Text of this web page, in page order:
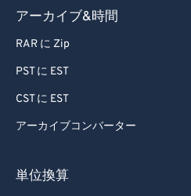
アーカイブ&時間
RAR に Zip
PST に EST
CST に EST
アーカイブコンバーター
単位換算